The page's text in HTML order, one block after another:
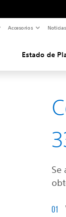
Accesorios Noticias
Estado de
Se